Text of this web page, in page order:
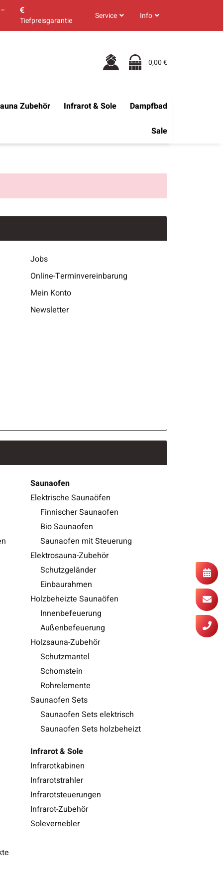
Tiefpreisgarantie
Service Info
0,00 €
Zubehör Infrarot & Sole Dampfbad
Sale
Jobs
Online-Terminvereinbarung
Mein Konto
Newsletter
Saunaofen
Elektrische Saunaöfen
Finnischer Saunaofen
Bio Saunaofen
Saunaofen mit Steuerung
Elektrosauna-Zubehör
Schutzgeländer
Einbaurahmen
Holzbeheizte Saunaöfen
Innenbefeuerung
Außenbefeuerung
Holzsauna-Zubehör
Schutzmantel
Schornstein
Rohrelemente
Saunaofen Sets
Saunaofen Sets elektrisch
Saunaofen Sets holzbeheizt
Infrarot & Sole
Infrarotkabinen
Infrarotstrahler
Infrarotsteuerungen
Infrarot-Zubehör
Solevernebler